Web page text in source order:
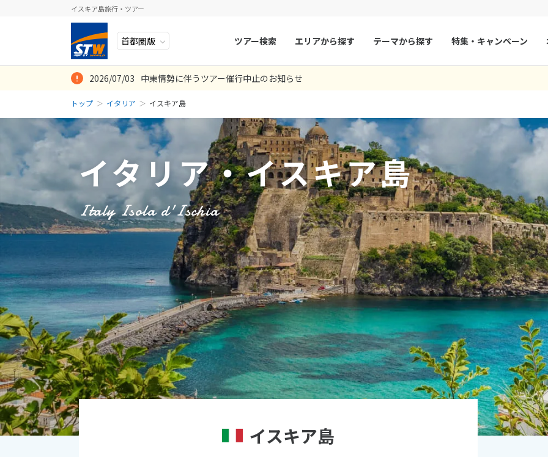
イスキア島旅行・ツアー
ツアー検索 エリアから探す
ヨーロッパ
中近東・トルコ
アフリカ
ロシア・中央アジア
アメリカ・カナダ
中南米・カリブ海
モルディブ・他インド洋
太平洋地域
オセアニア
ハワイ
イタリア
ベルギー
ルクセンブルク
イギリス
スイス
チェコ
オーストリア
ポーランド
スロヴァキア
スウェーデン
デンマーク
ノルウェー
ラトビア
リトアニア
ギリシャ
スロヴェニア
モンテネグロ
ブルガリア
北マケドニア
ボスニア・ヘルツェゴビナ セルビア
テーマから探す
人気のテーマ
お得な旅
誰と行く？
秋旅
特集・キャンペーン
2026/07/03 中東情勢に伴うツアー催行中止のお知らせ
トップ イタリア イスキア島
イタリア・イスキア島
Italy Isola d'Ischia
イスキア島
日 月 火 水 木 金
土
1
2
3 4 5 6 7
8
9
10 11 12 13 14
15
16
17 18 19 20 21
22
23
24 25 26 27 28
29
30
31
木
6
7
13
14 15 16
17
20
21 22 23
24
27
28 29 30
2026年10月 10月未定
日 月 火 水 木 金
土
1
2
3
4
5 6 7 8 9
10
11
12 13 14 15 16
17
25
26 27 28 29
2026年11月
日 月 火 水
木
1
2 3 4
5
8
9 10 11
12
15
16 17 18
19
24 25
26